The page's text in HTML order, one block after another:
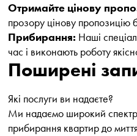
Отримайте цінову
прозору цінову пропозицію
Прибирання: Наші
час і виконають роботу
Поширені
Які послуги ви надаєте?
Ми надаємо широкий спектр
прибирання квартир до